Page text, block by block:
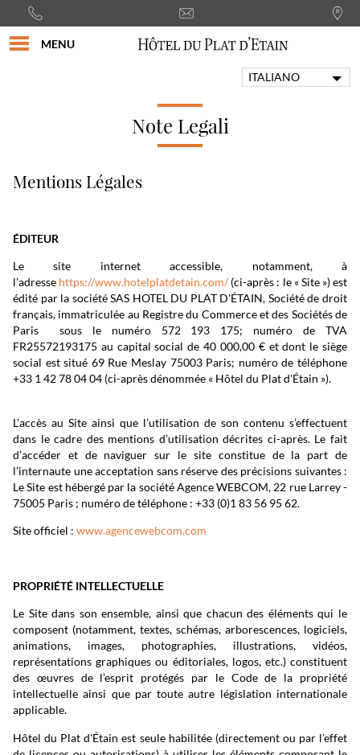
MENU
ITALIANO
Note Legali
Mentions Légales
ÉDITEUR
Le site internet accessible, notamment, à
l’adresse https://www.hotelplatdetain.com/ (ci-après : le « Site ») est
édité par la société SAS HOTEL DU PLAT D'ÉTAIN, Société de droit
français, immatriculée au Registre du Commerce et des Sociétés de
Paris sous le numéro 572 193 175; numéro de TVA
FR25572193175 au capital social de 40 000,00 € et dont le siège
social est situé 69 Rue Meslay 75003 Paris; numéro de téléphone
+33 1 42 78 04 04 (ci-après dénommée « Hôtel du Plat d'Étain »).
L’accès au Site ainsi que l’utilisation de son contenu s’effectuent
dans le cadre des mentions d’utilisation décrites ci-après. Le fait
d’accéder et de naviguer sur le site constitue de la part de
l’internaute une acceptation sans réserve des précisions suivantes :
Le Site est hébergé par la société Agence WEBCOM, 22 rue Larrey -
75005 Paris ; numéro de téléphone : +33 (0)1 83 56 95 62.
Site officiel : www.agencewebcom.com
PROPRIÉTÉ INTELLECTUELLE
Le Site dans son ensemble, ainsi que chacun des éléments qui le
composent (notamment, textes, schémas, arborescences, logiciels,
animations, images, photographies, illustrations, vidéos,
représentations graphiques ou éditoriales, logos, etc.) constituent
des œuvres de l’esprit protégés par le Code de la propriété
intellectuelle ainsi que par toute autre législation internationale
applicable.
Hôtel du Plat d'Étain est seule habilitée (directement ou par l’effet